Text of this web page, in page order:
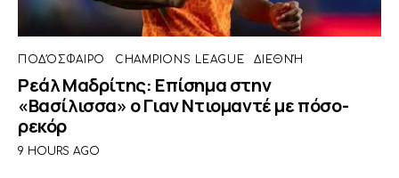
ΠΟΔΌΣΦΑΙΡΟ CHAMPIONS LEAGUE ΔΙΕΘΝΉ
Ρεάλ Μαδρίτης: Επίσημα στην
«Βασίλισσα» ο Γιαν Ντιομαντέ με πόσο-
ρεκόρ
9 HOURS AGO